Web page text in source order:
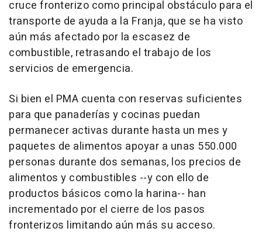
cruce fronterizo como principal obstáculo para el
transporte de ayuda a la Franja, que se ha visto
aún más afectado por la escasez de
combustible, retrasando el trabajo de los
servicios de emergencia.
Si bien el PMA cuenta con reservas suficientes
para que panaderías y cocinas puedan
permanecer activas durante hasta un mes y
paquetes de alimentos apoyar a unas 550.000
personas durante dos semanas, los precios de
alimentos y combustibles --y con ello de
productos básicos como la harina-- han
incrementado por el cierre de los pasos
fronterizos limitando aún más su acceso.